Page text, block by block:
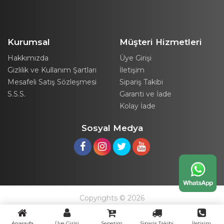
Kurumsal
Hakkımızda
Gizlilik ve Kullanım Şartları
Mesafeli Satış Sözleşmesi
S.S.S.
Müşteri Hizmetleri
Üye Girişi
İletişim
Sipariş Takibi
Garanti ve İade
Kolay İade
Sosyal Medya
Copyrights © 2026